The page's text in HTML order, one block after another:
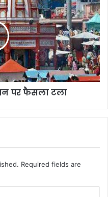
पर फैसला टला
Required fields are